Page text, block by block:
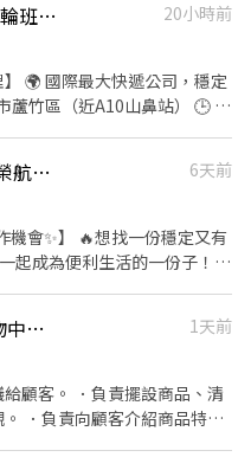
🧳工作類別：領
國小、國中、高中、社會人
條件：高中畢業 有活力 有熱
闆還會陪你追劇講幹話打遊戲
mDBSgyC 截圖職缺＋加
💸 領約 40K起 ｜☀ 固定中班免輪班｜📋 現場行政簡單好上手
20小時前
🌍 國際最大快遞公司，穩定
蘆竹區（近A10山鼻站） 🕒 工
司福利】 ✅ 勞健保＋團保 ✅
牙、春酒 📲 應徵方式 電話：
https://lin.ee/mDBSgyC 截
✅彈性班別💫 晚班人員 7-11長榮航門市
6天前
份穩定又有
起成為便利生活的一份子！
適合想穩定收入的你 ✔ 完整
境明亮舒適 ✔ 過年可休假 ✔歡
能力 ✔ 員工福利多｜團隊氣
8/8、8/9、8/15、8/16台茂購物中心特展假日工讀生
1天前
顧客。 ．負責擺設商品、清
．負責向顧客介紹商品特